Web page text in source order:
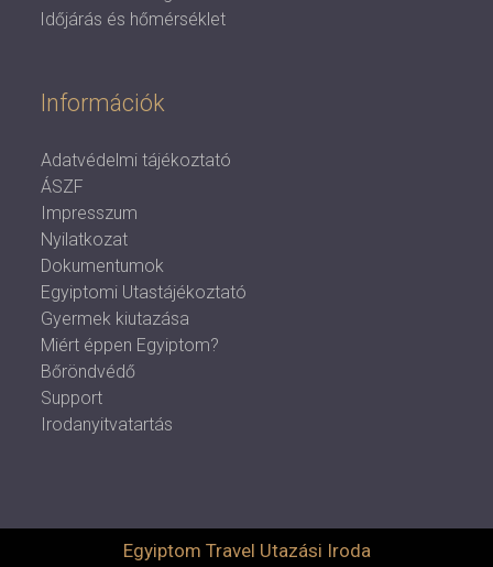
Időjárás és hőmérséklet
Információk
Adatvédelmi tájékoztató
ÁSZF
Impresszum
Nyilatkozat
Dokumentumok
Egyiptomi Utastájékoztató
Gyermek kiutazása
Miért éppen Egyiptom?
Bőröndvédő
Support
Irodanyitvatartás
Egyiptom Travel Utazási Iroda